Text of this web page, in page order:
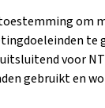
om
te
voor
gebruikt en